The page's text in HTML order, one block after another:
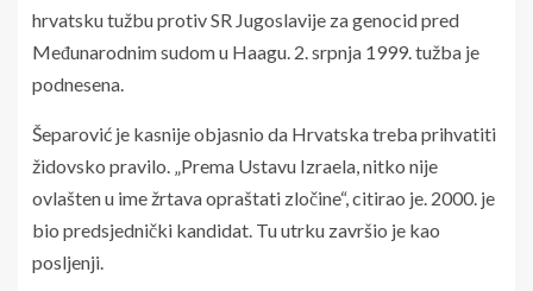
hrvatsku tužbu protiv SR Jugoslavije za genocid pred
Međunarodnim sudom u Haagu. 2. srpnja 1999. tužba je
podnesena.
Šeparović je kasnije objasnio da Hrvatska treba prihvatiti
židovsko pravilo. „Prema Ustavu Izraela, nitko nije
ovlašten u ime žrtava opraštati zločine“, citirao je. 2000. je
bio predsjednički kandidat. Tu utrku završio je kao
posljenji.